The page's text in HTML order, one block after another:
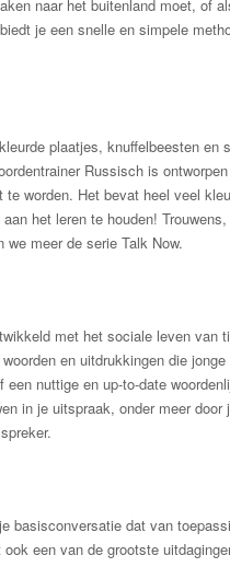
naar het buitenland moet, of
je een snelle en simpele
plaatjes, knuffelbeesten en
Russisch is
te worden. Het bevat heel veel
het leren te houden!
meer de serie Talk Now.
met het sociale leven van
en uitdrukkingen die
een nuttige en up-to-date
in je uitspraak, onder meer door
basisconversatie dat van
een van de grootste